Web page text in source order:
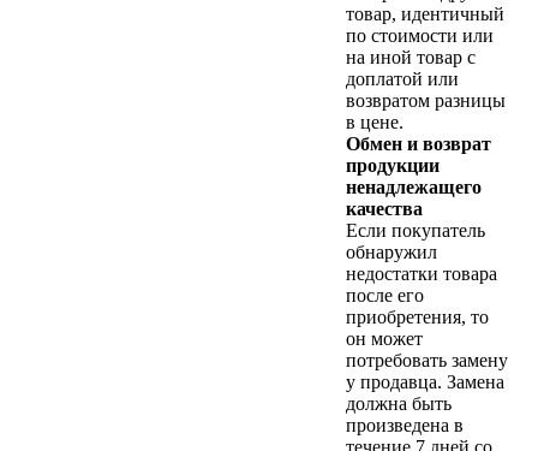
товар, идентичный
по стоимости или
на иной товар с
доплатой или
возвратом разницы
в цене.
Обмен и возврат
продукции
ненадлежащего
качества
Если покупатель
обнаружил
недостатки товара
после его
приобретения, то
он может
потребовать замену
у продавца. Замена
должна быть
произведена в
течение 7 дней со